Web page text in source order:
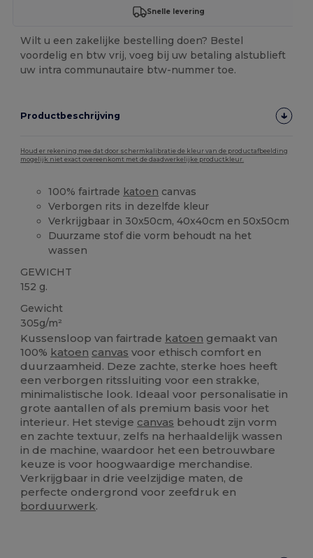
Snelle levering
Wilt u een zakelijke bestelling doen? Bestel
voordelig en btw vrij, voeg bij uw betaling alstublieft
uw intra communautaire btw-nummer toe.
Productbeschrijving
Houd er rekening mee dat door schermkalibratie de kleur van de productafbeelding
mogelijk niet exact overeenkomt met de daadwerkelijke productkleur.
100% fairtrade katoen canvas
Verborgen rits in dezelfde kleur
Verkrijgbaar in 30x50cm, 40x40cm en 50x50cm
Duurzame stof die vorm behoudt na het
wassen
GEWICHT
152 g.
Gewicht
305g/m²
Kussensloop van fairtrade katoen gemaakt van
100% katoen canvas voor ethisch comfort en
duurzaamheid. Deze zachte, sterke hoes heeft
een verborgen ritssluiting voor een strakke,
minimalistische look. Ideaal voor personalisatie in
grote aantallen of als premium basis voor het
interieur. Het stevige canvas behoudt zijn vorm
en zachte textuur, zelfs na herhaaldelijk wassen
in de machine, waardoor het een betrouwbare
keuze is voor hoogwaardige merchandise.
Verkrijgbaar in drie veelzijdige maten, de
perfecte ondergrond voor zeefdruk en
borduurwerk.